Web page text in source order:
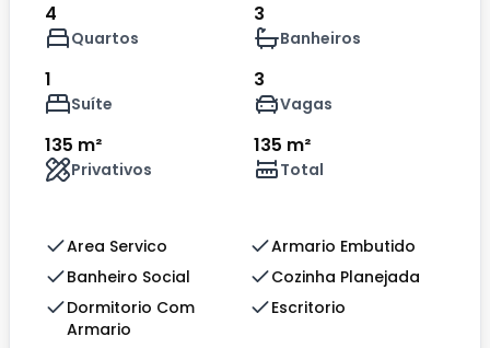
4
Quartos
3
Banheiros
1
Suíte
3
Vagas
135 m²
Privativos
135 m²
Total
Area Servico
Armario Embutido
Banheiro Social
Cozinha Planejada
Dormitorio Com
Armario
Escritorio